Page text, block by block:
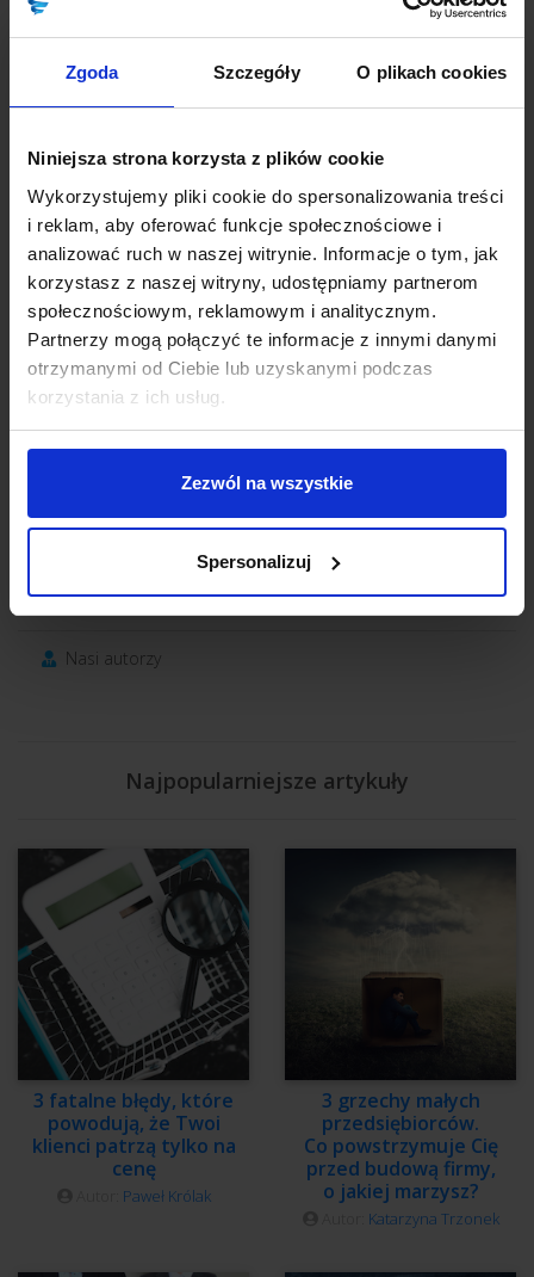
Zgoda Szczegóły O plikach cookies
Niniejsza strona korzysta z plików cookie
Wykorzystujemy pliki cookie do spersonalizowania treści
i reklam, aby oferować funkcje społecznościowe i
analizować ruch w naszej witrynie. Informacje o tym, jak
korzystasz z naszej witryny, udostępniamy partnerom
społecznościowym, reklamowym i analitycznym.
Partnerzy mogą połączyć te informacje z innymi danymi
otrzymanymi od Ciebie lub uzyskanymi podczas
korzystania z ich usług.
Zezwól na wszystkie
Spersonalizuj
Obsługa klienta
Efektywność
Work-life balance
Zarządzanie zespołem
Finanse
Prawo biznesu
Obowiązkowe lektury przedsiębiorcy
Inspiracje
Nasi autorzy
Najpopularniejsze artykuły
3 fatalne błędy, które
powodują, że Twoi
klienci patrzą tylko na
cenę
Paweł Królak
3 grzechy małych
przedsiębiorców.
Co powstrzymuje Cię
przed budową firmy,
o jakiej marzysz?
Katarzyna Trzonek